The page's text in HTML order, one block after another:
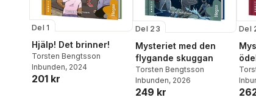
Del 1
Hjälp! Det brinner!
Torsten Bengtsson
Inbunden, 2024
201 kr
Del 23
Mysteriet med den
flygande skuggan
Torsten Bengtsson
Inbunden, 2026
249 kr
Del